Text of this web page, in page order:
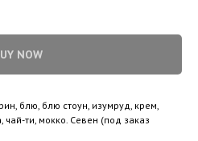
NOW
блю, блю стоун, изумруд, крем,
ти, мокко. Севен (под заказ